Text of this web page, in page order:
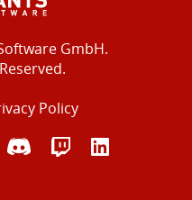
GmbH.
Policy